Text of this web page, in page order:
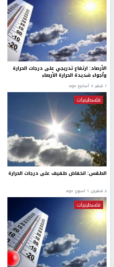
الأرصاد: ارتفاع تدريجي على درجات الحرارة
وأجواء شديدة الحرارة الأربعاء
1 شهر، 3 أسابيع ago
فلسطينيات
الطقس: انخفاض طفيف على درجات الحرارة
2 شهرين، 1 اسبوع. ago
فلسطينيات